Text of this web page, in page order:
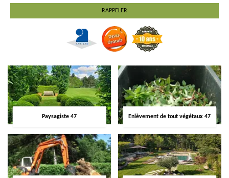
Paysagiste 47 Enlèvement de tout végétaux 47